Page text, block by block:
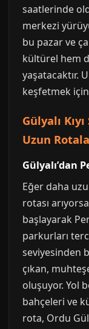
saatlerinde
merkezi
bu pazar ve
kültürel hem
yaşatacaktır.
keşfetmek
Gülyalı
Uzun
Gülyalı’dan
Eğer daha
rotası
başlayarak
parkurları
seviyesinden
çıkan,
oluşuyor. Yol
bahçeleri ve
rota, Ordu